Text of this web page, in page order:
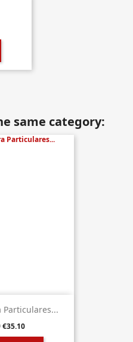
same category:
Particulares...
€35.10